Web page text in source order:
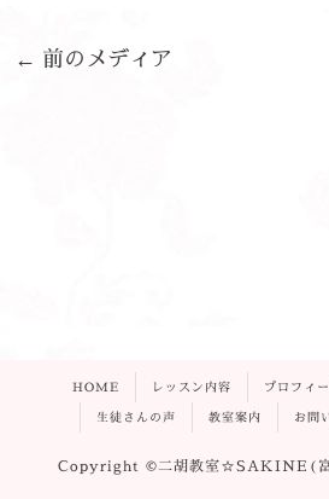
← 前のメディア
HOME レッスン内容 プロフィ
生徒さんの声
教室案内 お問
Copyright ©二胡教室☆SAKINE(富